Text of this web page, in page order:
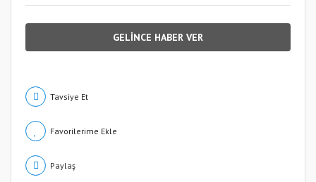
GELİNCE HABER VER
Tavsiye Et
Paylaş